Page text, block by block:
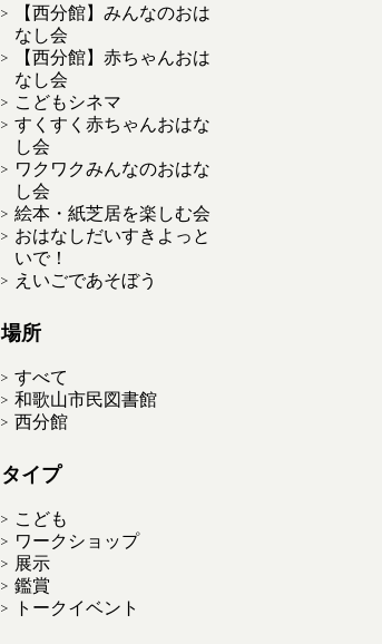
【西分館】みんなのおは
なし会
【西分館】赤ちゃんおは
なし会
こどもシネマ
すくすく赤ちゃんおはな
し会
ワクワクみんなのおはな
し会
絵本・紙芝居を楽しむ会
おはなしだいすきよっと
いで！
えいごであそぼう
場所
すべて
和歌山市民図書館
西分館
タイプ
こども
ワークショップ
展示
鑑賞
トークイベント